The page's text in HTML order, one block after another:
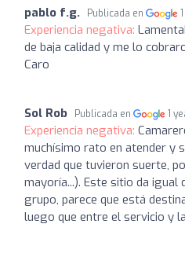
pablo f.g. Publicada en
Experiencia negativa:
de baja calidad y me lo
Caro
Sol Rob Publicada en 1
Experiencia negativa:
muchísimo rato en atender y
verdad que tuvieron suerte,
mayoría...). Este sitio da igual
grupo, parece que está
luego que entre el servicio y